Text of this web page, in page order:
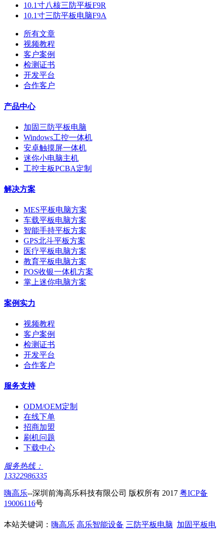
10.1寸八核三防平板F9R
10.1寸三防平板电脑F9A
所有文章
视频教程
客户案例
检测证书
开发平台
合作客户
产品中心
加固三防平板电脑
Windows工控一体机
安卓触摸屏一体机
迷你小电脑主机
工控主板PCBA定制
解决方案
MES平板电脑方案
车载平板电脑方案
智能手持平板方案
GPS北斗平板方案
医疗平板电脑方案
教育平板电脑方案
POS收银一体机方案
掌上迷你电脑方案
案例实力
视频教程
客户案例
检测证书
开发平台
合作客户
服务支持
ODM/OEM定制
在线下单
招商加盟
刷机问题
下载中心
服务热线：
13322986335
嗨高乐--深圳前海高乐科技有限公司 版权所有 2017 粤ICP备
19006116号
本站关键词： 嗨高乐 高乐智能设备 三防平板电脑 加固平板电